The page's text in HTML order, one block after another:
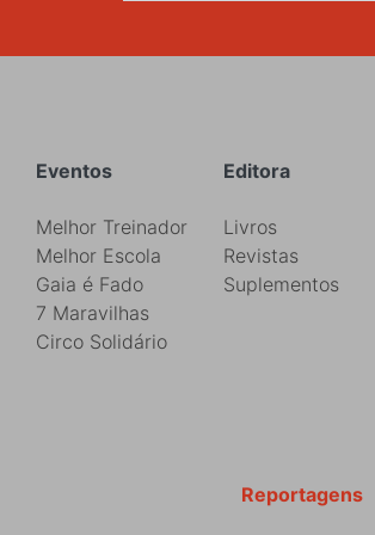
Rodapé Editora
Livros
Revistas
Suplementos
Eventos
Melhor Treinador
Melhor Escola
Gaia é Fado
7 Maravilhas
Circo Solidário
Reportagens